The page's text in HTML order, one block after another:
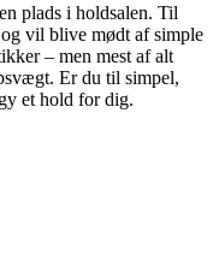
plads i holdsalen. Til
vil blive mødt af simple
– men mest af alt
Er du til simpel,
et hold for dig.